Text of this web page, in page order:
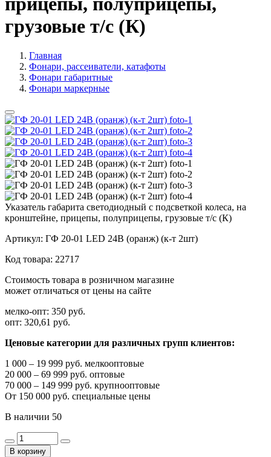
грузовые т/с (К)
Главная
Фонари, рассеиватели, катафоты
Фонари габаритные
Фонари маркерные
Указатель габарита светодиодный с подсветкой колеса, на
кронштейне, прицепы, полуприцепы, грузовые т/с (К)
Артикул: ГФ 20-01 LED 24В (оранж) (к-т 2шт)
Код товара: 22717
Стоимость товара в розничном магазине
может отличаться от цены на сайте
мелко-опт: 350 руб.
опт: 320,61 руб.
Ценовые категории для различных групп клиентов:
1 000 – 19 999 руб. мелкооптовые
20 000 – 69 999 руб. оптовые
70 000 – 149 999 руб. крупнооптовые
От 150 000 руб. специальные цены
В наличии 50
В корзину